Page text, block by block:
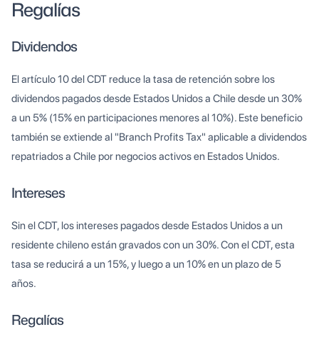
Regalías
Dividendos
El artículo 10 del CDT reduce la tasa de retención sobre los
dividendos pagados desde Estados Unidos a Chile desde un 30%
a un 5% (15% en participaciones menores al 10%). Este beneficio
también se extiende al "Branch Profits Tax" aplicable a dividendos
repatriados a Chile por negocios activos en Estados Unidos.
Intereses
Sin el CDT, los intereses pagados desde Estados Unidos a un
residente chileno están gravados con un 30%. Con el CDT, esta
tasa se reducirá a un 15%, y luego a un 10% en un plazo de 5
años.
Regalías